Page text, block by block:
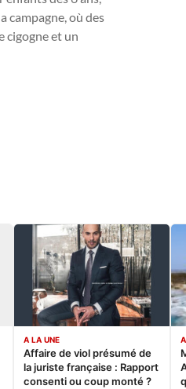
campagne, où des
cigogne et un
A LA UNE
Affaire de viol présumé de
la juriste française : Rapport
consenti ou coup monté ?